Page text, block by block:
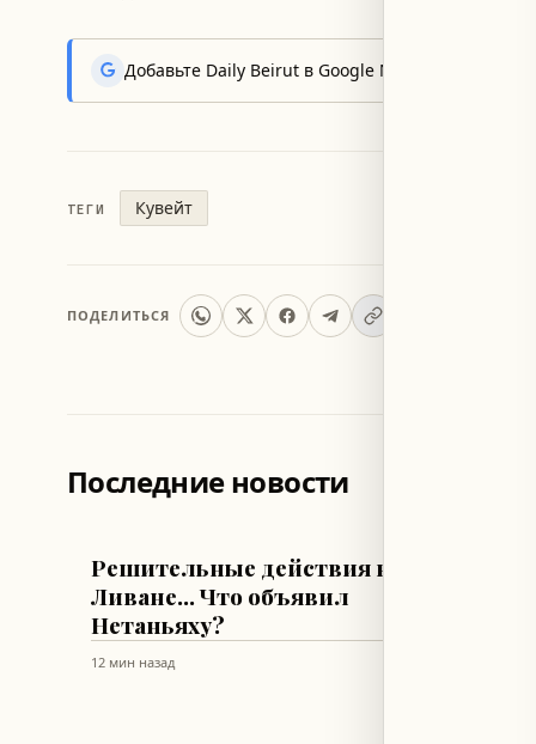
Добавьте Daily Beirut в Google News, чтобы
ТЕГИ Кувейт
ПОДЕЛИТЬСЯ
Последние новости
Решительные действия в
Ливане... Что объявил
Нетаньяху?
12 мин назад